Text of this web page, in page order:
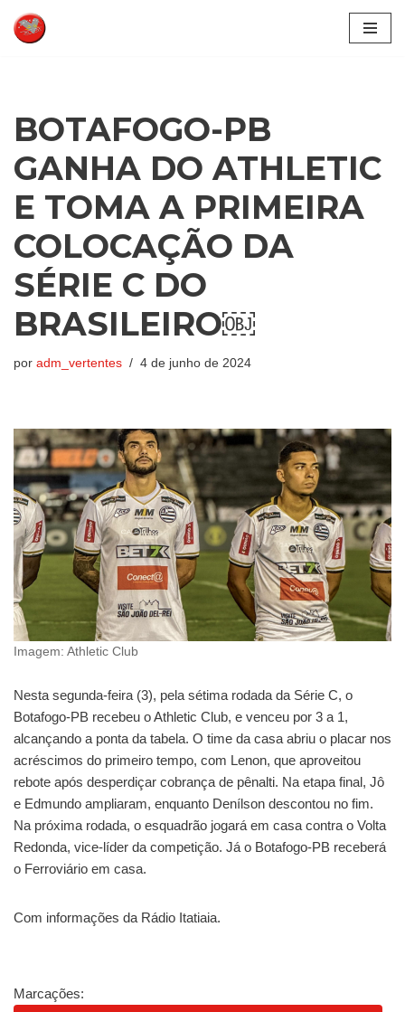
Pular
BOTAFOGO-PB
GANHA DO ATHLETIC
E TOMA A PRIMEIRA
COLOCAÇÃO DA
SÉRIE C DO
BRASILEIRO￼
por adm_vertentes 4 de junho de 2024
Imagem: Athletic Club
Nesta segunda-feira (3), pela sétima rodada da Série C, o
Botafogo-PB recebeu o Athletic Club, e venceu por 3 a 1,
alcançando a ponta da tabela. O time da casa abriu o placar nos
acréscimos do primeiro tempo, com Lenon, que aproveitou
rebote após desperdiçar cobrança de pênalti. Na etapa final, Jô
e Edmundo ampliaram, enquanto Denílson descontou no fim.
Na próxima rodada, o esquadrão jogará em casa contra o Volta
Redonda, vice-líder da competição. Já o Botafogo-PB receberá
o Ferroviário em casa.
Com informações da Rádio Itatiaia.
Marcações: